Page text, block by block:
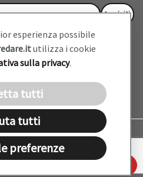
esperienza possibile
utilizza i cookie
sulla privacy.
tutti
tutti
preferenze
la nostra newsletter (informativa